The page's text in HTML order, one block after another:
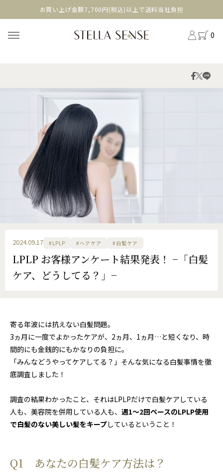
お買い上げ金額7,700円(税込)以上で送料当社負担
0
2024.09.17 #LPLP #ヘアケア #白髪ケア
LPLP お客様アンケート結果発表！ −「白髪
ケア、どうしてる？」−
寄る年波には抗えない白髪問題。
3ヵ月に一度でよかったケアが、2ヵ月、1ヵ月…と短くなり、時
間的にも金銭的にもかなりの負担に。
「みんなどうやってケアしてる？」そんな気になる白髪事情を徹
底調査しました！
調査の結果わかったこと、それはLPLPだけで白髪ケアしている
人も、美容院を併用している人も、 週1〜2回ペースのLPLP使用
で白髪のない美しい髪をキープしているということ！
Q1 あなたの白髪ケア方法は？